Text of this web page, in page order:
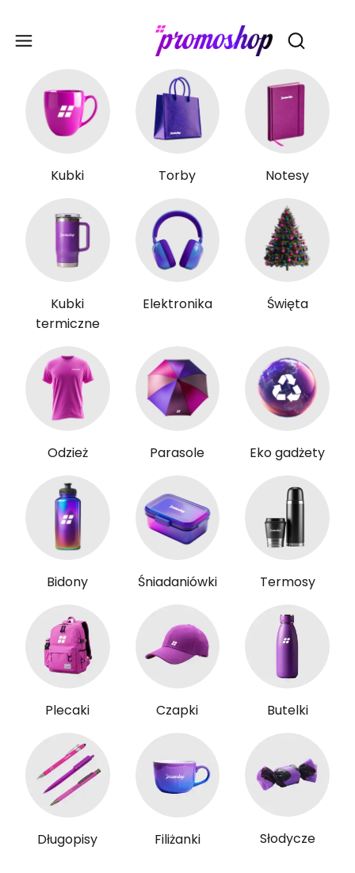
Otwórz
Kubki Torby Notesy
Kubki
termiczne
Elektronika Święta
Odzież Parasole Eko gadżety
Bidony Śniadaniówki Termosy
Plecaki Czapki Butelki
Długopisy Filiżanki Słodycze